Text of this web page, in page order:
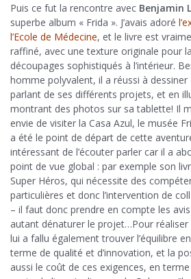
Puis ce fut la rencontre avec Benjamin
superbe album « Frida ». J’avais adoré
l’Ecole de Médecine, et le livre est
raffiné, avec une texture originale pour
découpages sophistiqués à l’intérieur.
homme polyvalent, il a réussi à
parlant de ses différents projets, et en
montrant des photos sur sa tablette! Il
envie de visiter la Casa Azul, le musée
a été le point de départ de cette
intéressant de l’écouter parler car il a
point de vue global : par exemple son
Super Héros, qui nécessite des
particulières et donc l’intervention de
– il faut donc prendre en compte les
autant dénaturer le projet…Pour réaliser
lui a fallu également trouver l’équilibre
terme de qualité et d’innovation, et la
aussi le coût de ces exigences, en